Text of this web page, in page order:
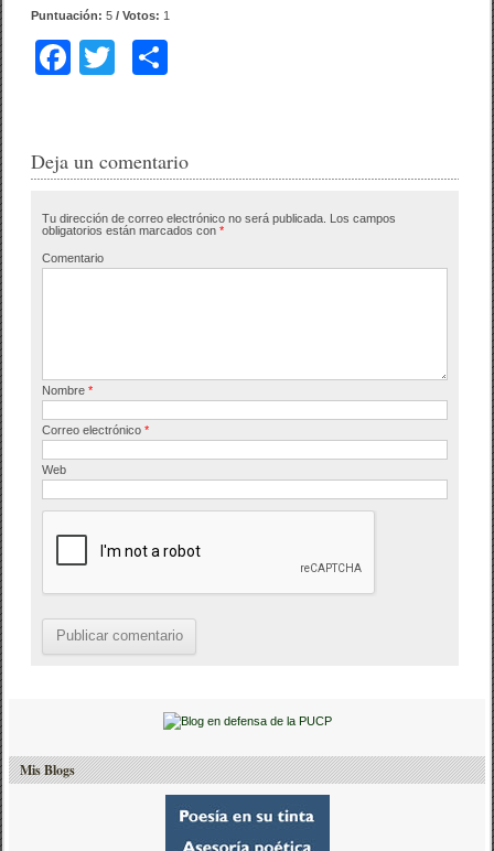
Puntuación:5 / Votos: 1
F
e
o
o
er p
tir
Deja un comentario
Tu dirección de correo electrónico no será publicada.
Los campos
obligatorios están marcados con*
Comentario
Nombre*
Correo electrónico*
Web
Mis Blogs